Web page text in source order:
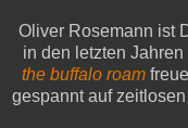
Oliver Rosemann ist
in den letzten
the buffalo roam
gespannt auf